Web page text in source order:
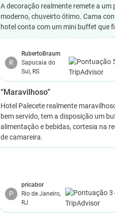
A decoração realmente remete a
moderno, chuveirto ótimo. Cama
hotel conta com um mini buffet que
R
RubertoBraum
Sapucaia do
Sul, RS
“Maravilhoso”
Hotel Palecete realmente
bem servido, tem a disposição um
alimentação e bebidas, cortesia na
de camareira.
P
pricabor
Rio de Janeiro,
RJ